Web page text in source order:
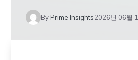
By Prime Insights2026년 06월